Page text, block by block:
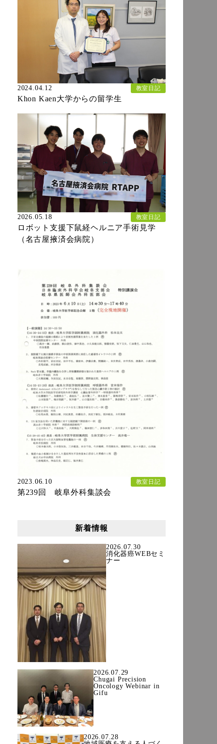
2024.04.12 教室日記
Khon Kaen大学からの留学生
2026.05.18 教室日記
ロボット支援下鼠経ヘルニア手術見学
（名古屋掖済会病院）
2023.06.10 教室日記
第239回 岐阜外科集談会
新着情報
2026.07.30
消化器癌WEBセミ
ナー
2026.07.29
Chugai Precision
Oncology Webinar in
Gifu
2026.07.28